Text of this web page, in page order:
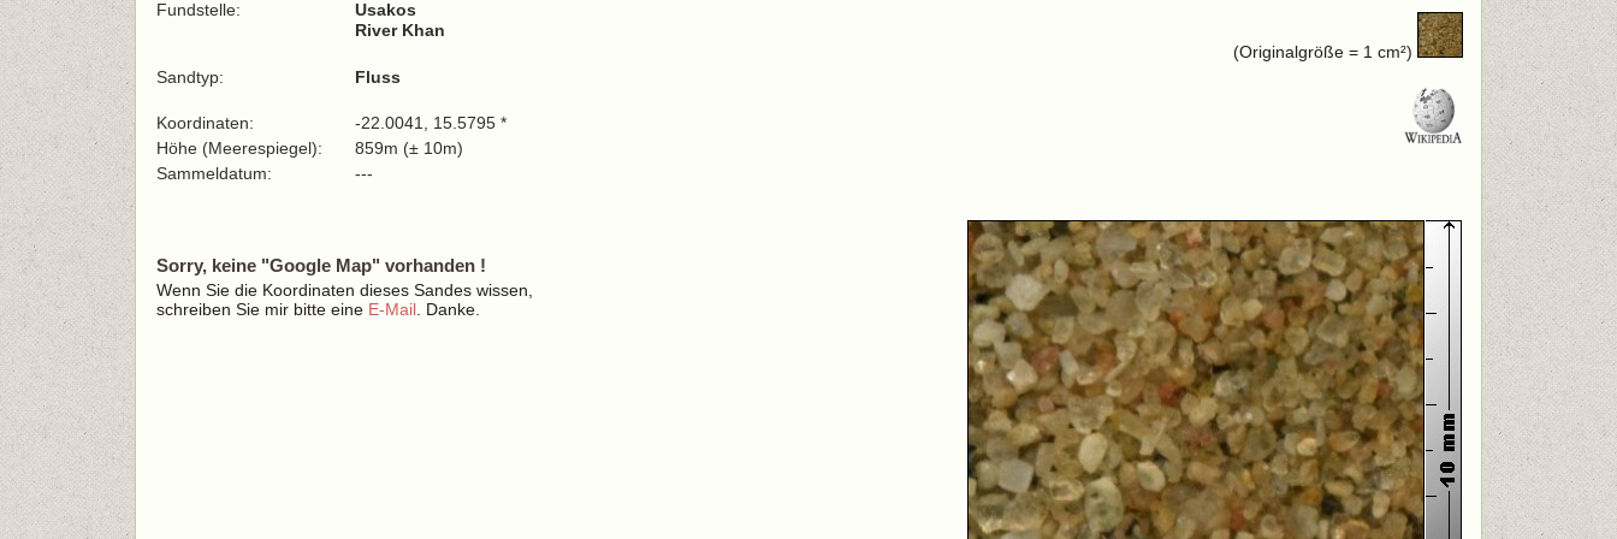
(Originalgröße = 1 cm²)
Fundstelle:
Usakos
River Khan
Sandtyp: Fluss
Koordinaten:
-22.0041, 15.5795 *
Höhe (Meerespiegel):
859m (± 10m)
Sammeldatum:
---
Sorry, keine "Google Map" vorhanden !
Wenn Sie die Koordinaten dieses Sandes wissen,
schreiben Sie mir bitte eine E-Mail . Danke.